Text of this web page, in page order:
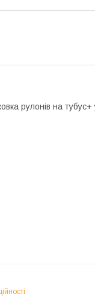
рулонів на тубус+